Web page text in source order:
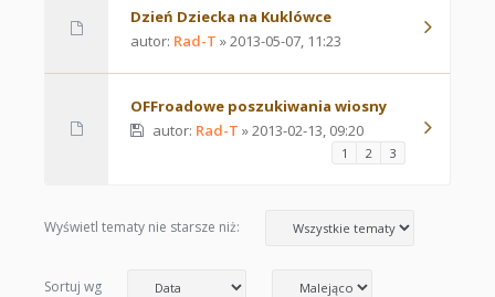
Dzień Dziecka na Kuklówce
autor: Rad-T » 2013-05-07, 11:23
OFFroadowe poszukiwania wiosny
autor: Rad-T » 2013-02-13, 09:20
1 2 3
Wyświetl tematy nie starsze niż:
Sortuj wg